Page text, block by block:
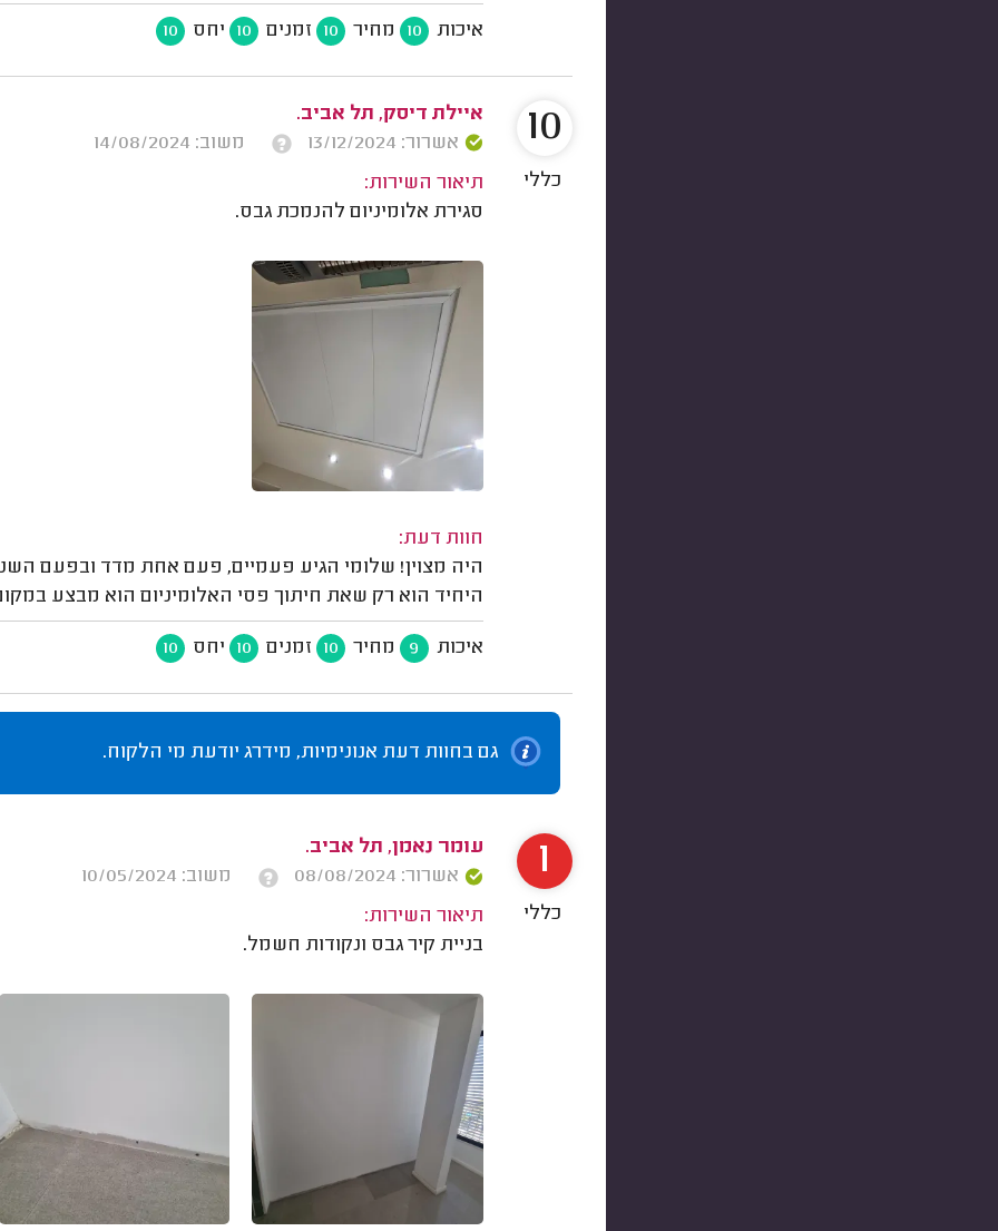
איכות 10 מחיר 10 זמנים 10 יחס 10
איילת דיסק, תל אביב.
אשרור: 13/12/2024
משוב: 14/08/2024
תיאור השירות:
סגירת אלומיניום להנמכת גבס.
חוות דעת:
היה מצוין! שלומי הגיע פעמיים, פעם אחת מדד ובפעם
היחיד הוא רק שאת חיתוך פסי האלומיניום הוא מבצע
איכות 9 מחיר 10 זמנים 10 יחס 10
10
כללי
גם בחוות דעת אנונימיות, מידרג יודעת מי הלקוח.
עומר נאמן, תל אביב.
אשרור: 08/08/2024
משוב: 10/05/2024
תיאור השירות:
בניית קיר גבס ונקודות חשמל.
1
כללי